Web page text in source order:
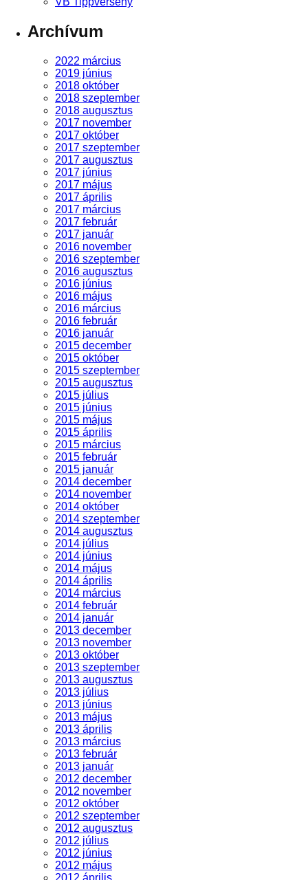
Archívum
2022 március
2019 június
2018 október
2018 szeptember
2018 augusztus
2017 november
2017 október
2017 szeptember
2017 augusztus
2017 június
2017 május
2017 április
2017 március
2017 február
2017 január
2016 november
2016 szeptember
2016 augusztus
2016 június
2016 május
2016 március
2016 február
2016 január
2015 december
2015 október
2015 szeptember
2015 augusztus
2015 július
2015 június
2015 május
2015 április
2015 március
2015 február
2015 január
2014 december
2014 november
2014 október
2014 szeptember
2014 augusztus
2014 július
2014 június
2014 május
2014 április
2014 március
2014 február
2014 január
2013 december
2013 november
2013 október
2013 szeptember
2013 augusztus
2013 július
2013 június
2013 május
2013 április
2013 március
2013 február
2013 január
2012 december
2012 november
2012 október
2012 szeptember
2012 augusztus
2012 július
2012 június
2012 május
2012 április